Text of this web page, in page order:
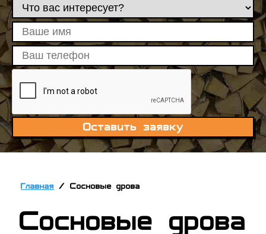
Оставить заявку
Главная / Сосновые дрова
Сосновые дрова